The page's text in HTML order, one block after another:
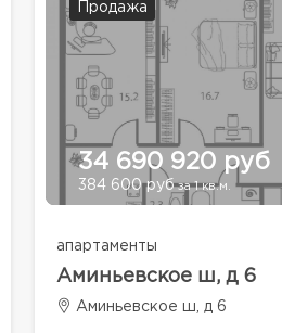
Продажа
34 690 920 руб
384 600 рубза 1 кв.м.
апартаменты
Аминьевское ш, д 6
Аминьевское ш, д 6